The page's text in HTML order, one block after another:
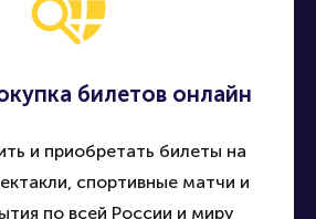
билетов онлайн
и приобретать билеты на
спортивные матчи и
по всей России и миру